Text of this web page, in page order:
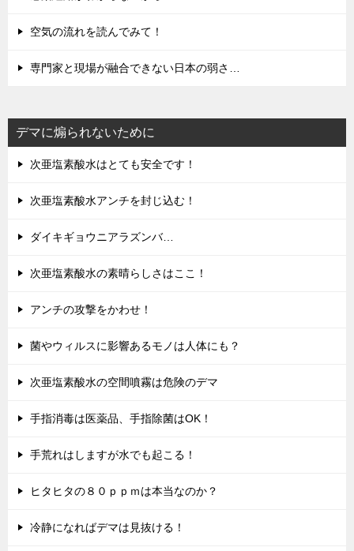
空気の流れを読んでみて！
専門家と現場が融合できない日本の弱さ…
デマに煽られないために
次亜塩素酸水はとても安全です！
次亜塩素酸水アンチを封じ込む！
ダイキギョウニアラズンバ…
次亜塩素酸水の素晴らしさはここ！
アンチの攻撃をかわせ！
菌やウィルスに影響あるモノは人体にも？
次亜塩素酸水の空間噴霧は危険のデマ
手指消毒は医薬品、手指除菌はOK！
手荒れはしますが水でも起こる！
ヒタヒタの８０ｐｐｍは本当なのか？
冷静になればデマは見抜ける！